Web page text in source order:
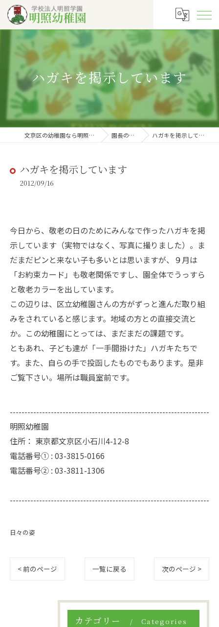
ハガキを掲示しています
文京区の幼稚園なら明照幼稚園 園長の徒然 ハガキを掲示しています
ハガキを掲示しています
2012/09/16
今日から、敬老の日のためにみんなで作ったハガキを掲
示しています（実物ではなく、写真に撮りました）。ま
だまだピンと来ない子も多いとは思いますが、９月は
「お約束カード」も敬老関係ですし、園全体でうっすら
と敬老カラーを出しています。
この辺りは、区立幼稚園さんの方がずっと進んだ取り組
みをされていると感じます。地域の方との直接交流と
か。この幼稚園にとっては、まだまだの課題です。
ともあれ、子ども達が「一手間掛けた」ハガキたちで
す。また、自らの手で投函したものでもあります。是非
ご覧下さい。場所は職員室前です。
--------------------------------------------------------------------
明照幼稚園
住所： 東京都文京区小石川4-12-8
電話番号① : 03-3815-0166
電話番号② : 03-3811-1306
--------------------------------------------------------------------
日々の姿
< 前のページ 一覧に戻る 次のページ >
カテゴリー Categories